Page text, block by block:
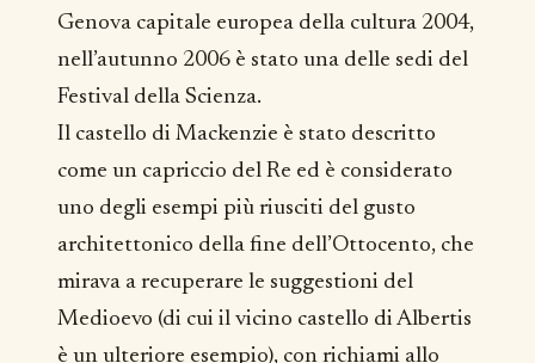
Genova capitale europea della cultura 2004,
nell’autunno 2006 è stato una delle sedi del
Festival della Scienza.
Il castello di Mackenzie è stato descritto
come un capriccio del Re ed è considerato
uno degli esempi più riusciti del gusto
architettonico della fine dell’Ottocento, che
mirava a recuperare le suggestioni del
Medioevo (di cui il vicino castello di Albertis
è un ulteriore esempio), con richiami allo